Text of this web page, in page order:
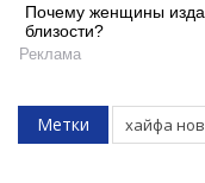
Почему женщины
близости?
Реклама
Метки хайфа